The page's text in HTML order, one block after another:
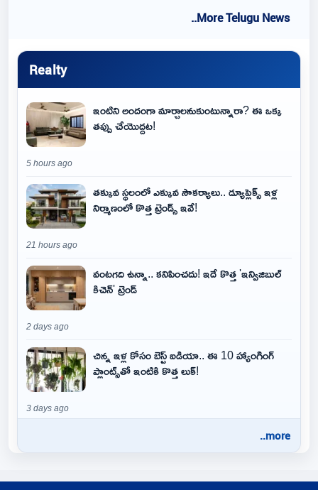
..More Telugu News
Realty
ఇంటిని అందంగా మార్చాలనుకుంటున్నారా? ఈ ఒక్క
తప్పు చేయొద్దట!
5 hours ago
తక్కువ స్థలంలో ఎక్కువ సౌకర్యాలు.. డ్యూప్లెక్స్ ఇళ్ల
నిర్మాణంలో కొత్త ట్రెండ్స్ ఇవే!
21 hours ago
వంటగది ఉన్నా.. కనిపించదు! ఇదే కొత్త 'ఇన్విజిబుల్
కిచెన్' ట్రెండ్
2 days ago
చిన్న ఇళ్ల కోసం బెస్ట్ ఐడియా.. ఈ 10 హ్యాంగింగ్
ప్లాంట్స్‌తో ఇంటికి కొత్త లుక్!
3 days ago
..more